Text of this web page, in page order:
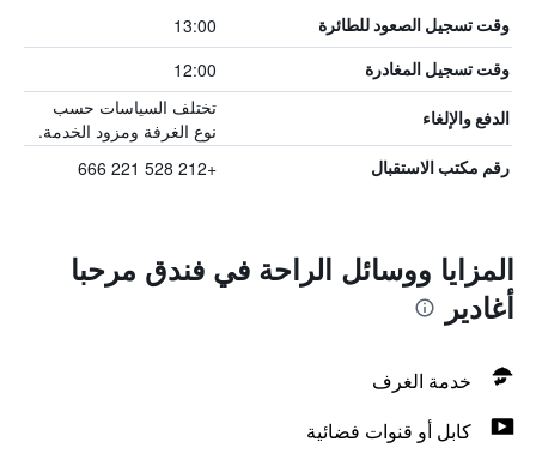
وقت تسجيل الصعود للطائرة 13:00
وقت تسجيل المغادرة 12:00
الدفع والإلغاء
تختلف السياسات حسب
نوع الغرفة ومزود الخدمة.
رقم مكتب الاستقبال +212 528 221 666
المزايا ووسائل الراحة في فندق مرحبا
أغادير
خدمة الغرف
كابل أو قنوات فضائية